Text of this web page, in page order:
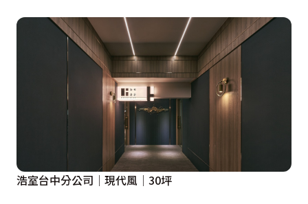
浩室台中分公司│現代風│30坪